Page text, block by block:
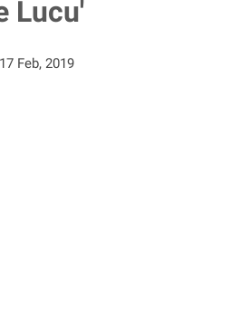
Lucu'
17 Feb, 2019